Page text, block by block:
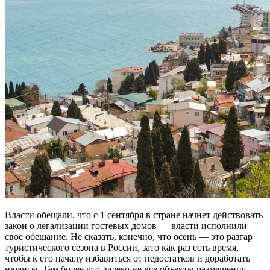
Власти обещали, что с 1 сентября в стране начнет действовать
закон о легализации гостевых домов — власти исполнили
свое обещание. Не сказать, конечно, что осень — это разгар
туристического сезона в России, зато как раз есть время,
чтобы к его началу избавиться от недостатков и доработать